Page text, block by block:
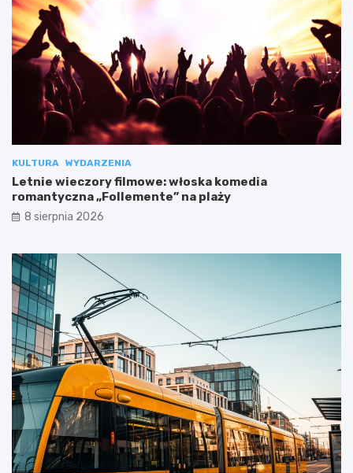
KULTURA WYDARZENIA
Letnie wieczory filmowe: włoska komedia
romantyczna „Follemente” na plaży
8 sierpnia 2026